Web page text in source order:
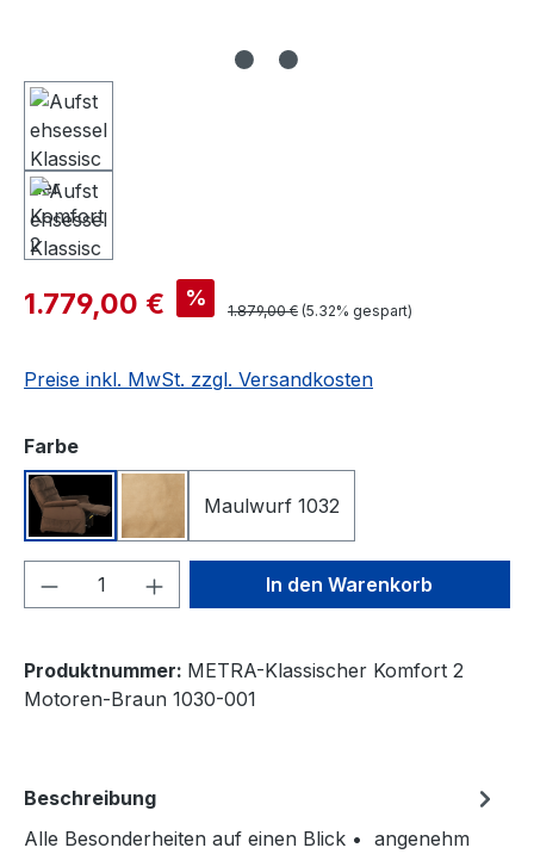
1.779,00 € %
1.879,00 € (5.32% gespart)
Preise inkl. MwSt. zzgl. Versandkosten
Farbeauswählen
Braun 1030Damhirsch 1036
Maulwurf 1032
Produkt Anzahl: Gib denIn den Warenkorb
Produktnummer: METRA-Klassischer Komfort 2
Motoren-Braun 1030-001
Beschreibung
Alle Besonderheiten auf einen Blick • angenehm